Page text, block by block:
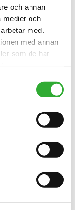
och annan
medier och
med.
med annan
som de har